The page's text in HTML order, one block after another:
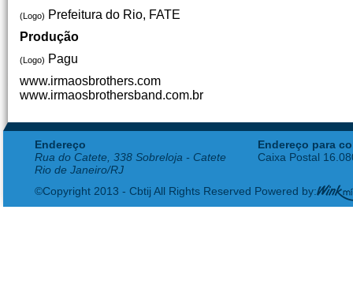
(Logo) Prefeitura do Rio, FATE
Produção
(Logo) Pagu
www.irmaosbrothers.com
www.irmaosbrothersband.com.br
Endereço
Rua do Catete, 338 Sobreloja - Catete
Rio de Janeiro/RJ
Endereço para
Caixa Postal
©Copyright 2013 - Cbtij All Rights Reserved Powered by: